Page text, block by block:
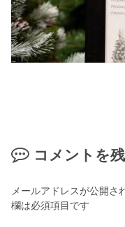
コメントを
メールアドレスが公開さ
欄は必須項目です